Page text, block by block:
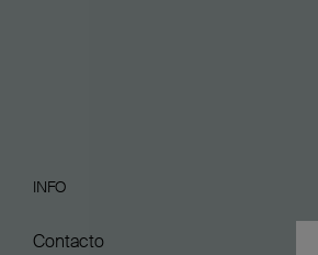
INFO
Contacto